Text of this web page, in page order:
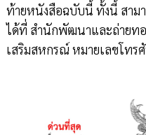
ท้ายหนังสือฉบับนี้ ทั้งนี้ สาม
ได้ที่ สำนักพัฒนาและถ่ายท
เสริมสหกรณ์ หมายเลขโทร